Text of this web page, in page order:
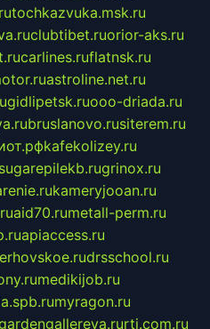
tochkazvuka.msk.ru
clubtibet.ruorior-aks.ru
carlines.ruflatnsk.ru
astroline.net.ru
gidlipetsk.ruooo-driada.ru
bruslanovo.rusiterem.ru
kafekolizey.ru
sugarepilekb.rugrinox.ru
kameryjooan.ru
aid70.rumetall-perm.ru
apiaccess.ru
drsschool.ru
medikijob.ru
myragon.ru
rti.com.ru